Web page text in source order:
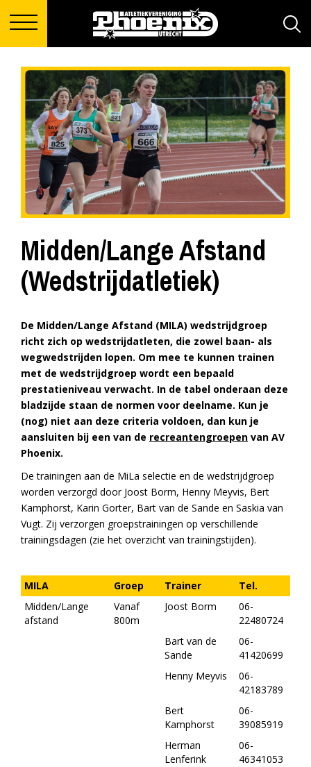
Midden/Lange Afstand
(Wedstrijdatletiek)
De Midden/Lange Afstand (MILA) wedstrijdgroep
richt zich op wedstrijdatleten, die zowel baan- als
wegwedstrijden lopen. Om mee te kunnen trainen
met de wedstrijdgroep wordt een bepaald
prestatieniveau verwacht. In de tabel onderaan deze
bladzijde staan de normen voor deelname. Kun je
(nog) niet aan deze criteria voldoen, dan kun je
aansluiten bij een van de recreantengroepen van AV
Phoenix.
De trainingen aan de MiLa selectie en de wedstrijdgroep
worden verzorgd door Joost Borm, Henny Meyvis, Bert
Kamphorst, Karin Gorter, Bart van de Sande en Saskia van
Vugt. Zij verzorgen groepstrainingen op verschillende
trainingsdagen (zie het overzicht van trainingstijden).
MILA Groep Trainer
Tel.
Midden/Lange
afstand
Vanaf
800m
Joost Borm
06-
22480724
Bart van de
Sande
06-
41420699
Henny Meyvis
06-
42183789
Bert
Kamphorst
06-
39085919
Herman
Lenferink
06-
46341053